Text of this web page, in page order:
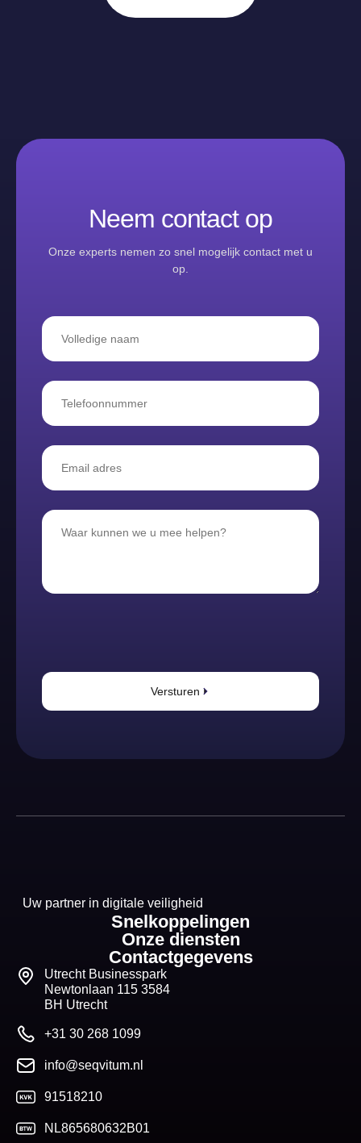
Neem contact op
Onze experts nemen zo snel mogelijk contact met u
op.
Versturen
Uw partner in digitale veiligheid
Snelkoppelingen
Onze diensten
Contactgegevens
Utrecht Businesspark
Newtonlaan 115 3584
BH Utrecht
+31 30 268 1099
info@seqvitum.nl
91518210
NL865680632B01